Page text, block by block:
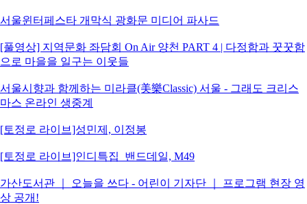
서울윈터페스타 개막식 광화문 미디어 파사드
[풀영상] 지역문화 좌담회 On Air 양천 PART 4 | 다정함과 꿋꿋함
으로 마을을 일구는 이웃들
서울시향과 함께하는 미라클(美樂Classic) 서울 - 그래도 크리스
마스 온라인 생중계
[토정로 라이브]성민제, 이정봉
[토정로 라이브]인디특집_밴드데일, M49
가산도서관 ｜ 오늘을 쓰다 - 어린이 기자단 ｜ 프로그램 현장 영
상 공개!